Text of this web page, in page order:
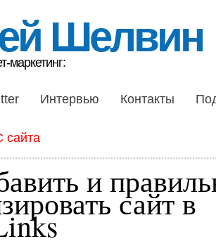
Шелвин
маркетинг:
Интервью Контакты
сайта
и
сайт в